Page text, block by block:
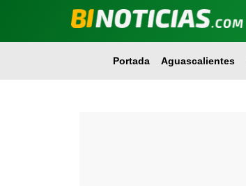
Portada Aguascalientes